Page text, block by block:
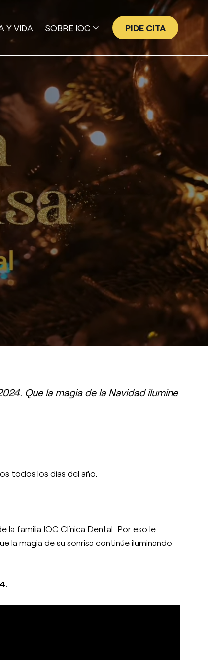
Y VIDA SOBRE IOC
GALERÍA DE SONRISAS
NUESTRA HISTORIA
VALORES
TECNOLOGÍA
PROGRAMA EMPRESA AMIGA
IOC | ACADEMY
PUBLICACIONES CIENTÍFICAS DE IOC
PRENSA
PATROCINIOS
PIDE CITA
Que la magia de la Navidad ilumine
todos los días del año.
la familia IOC Clínica Dental. Por eso le
la magia de su sonrisa continúe iluminando